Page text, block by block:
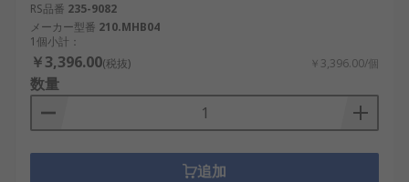
RS品番 235-9082
メーカー型番 210.MHB04
1個小計：
￥3,396.00(税抜) ￥3,396.00/個
数量
追加